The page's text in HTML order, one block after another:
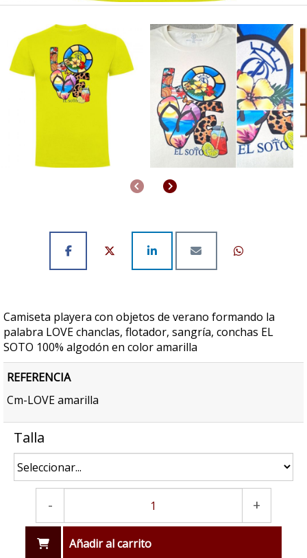
AnteriorSiguiente
Camiseta playera con objetos de verano formando la
palabra LOVE chanclas, flotador, sangría, conchas EL
SOTO 100% algodón en color amarilla
REFERENCIA
Cm-LOVE amarilla
Talla
- +
Añadir al carrito